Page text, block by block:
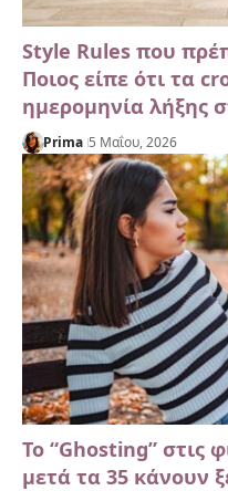
Style Rules που
Ποιος είπε ότι τα
ημερομηνία λήξης
Prima 5 Μαΐου, 2026
Το “Ghosting” στις
μετά τα 35 κάνουν